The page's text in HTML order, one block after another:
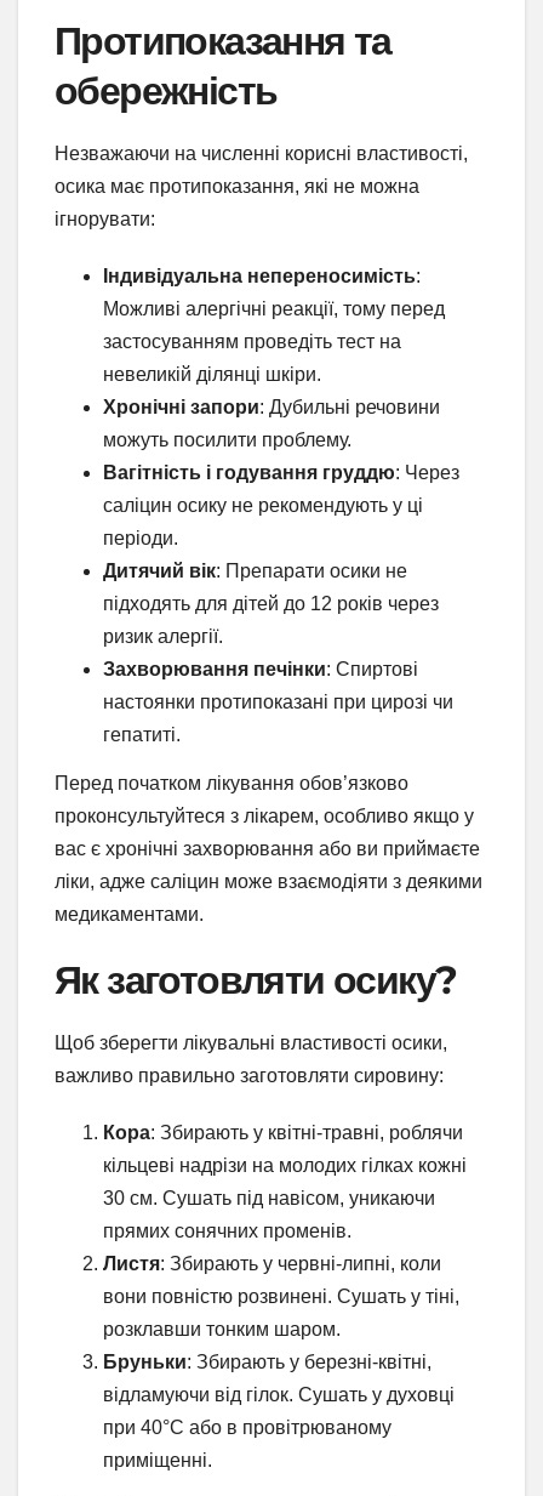
Протипоказання та
обережність
Незважаючи на численні корисні властивості,
осика має протипоказання, які не можна
ігнорувати:
Індивідуальна непереносимість:
Можливі алергічні реакції, тому перед
застосуванням проведіть тест на
невеликій ділянці шкіри.
Хронічні запори: Дубильні речовини
можуть посилити проблему.
Вагітність і годування груддю: Через
саліцин осику не рекомендують у ці
періоди.
Дитячий вік: Препарати осики не
підходять для дітей до 12 років через
ризик алергії.
Захворювання печінки: Спиртові
настоянки протипоказані при цирозі чи
гепатиті.
Перед початком лікування обов’язково
проконсультуйтеся з лікарем, особливо якщо у
вас є хронічні захворювання або ви приймаєте
ліки, адже саліцин може взаємодіяти з деякими
медикаментами.
Як заготовляти осику?
Щоб зберегти лікувальні властивості осики,
важливо правильно заготовляти сировину:
Кора: Збирають у квітні-травні, роблячи
кільцеві надрізи на молодих гілках кожні
30 см. Сушать під навісом, уникаючи
прямих сонячних променів.
Листя: Збирають у червні-липні, коли
вони повністю розвинені. Сушать у тіні,
розклавши тонким шаром.
Бруньки: Збирають у березні-квітні,
відламуючи від гілок. Сушать у духовці
при 40°C або в провітрюваному
приміщенні.